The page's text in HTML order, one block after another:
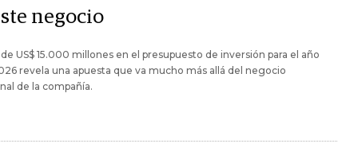
negocio
US$ 15.000 millones en el presupuesto de inversión para el año
revela una apuesta que va mucho más allá del negocio
de la compañía.